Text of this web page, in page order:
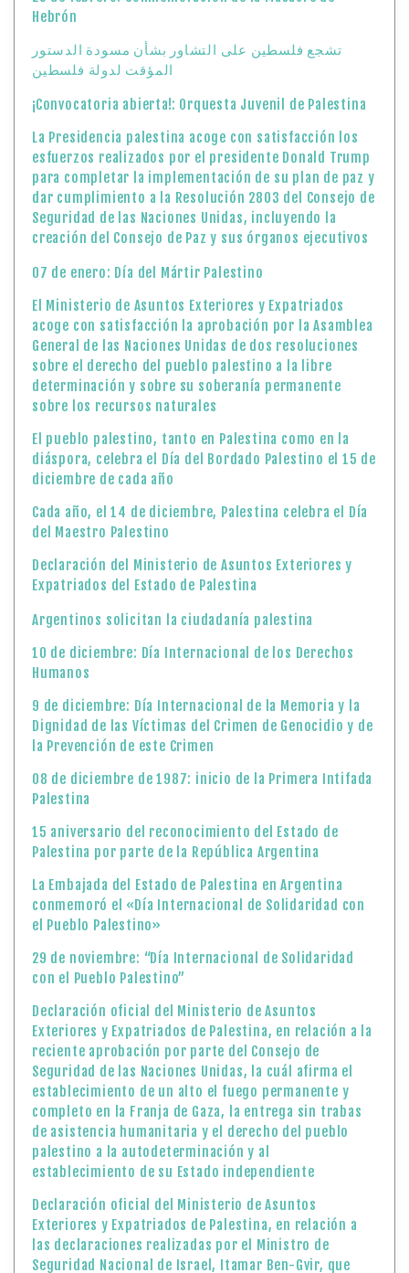
para completar la implementación de su plan de paz y
Seguridad de las Naciones Unidas, incluyendo la
creación del Consejo de Paz y sus órganos ejecutivos
07 de enero: Día del Mártir Palestino
El Ministerio de Asuntos Exteriores y Expatriados
acoge con satisfacción la aprobación por la Asamblea
General de las Naciones Unidas de dos resoluciones
sobre el derecho del pueblo palestino a la libre
determinación y sobre su soberanía permanente
sobre los recursos naturales
El pueblo palestino, tanto en Palestina como en la
diciembre de cada año
Cada año, el 14 de diciembre, Palestina celebra el Día
del Maestro Palestino
Declaración del Ministerio de Asuntos Exteriores y
Argentinos solicitan la ciudadanía palestina
10 de diciembre: Día Internacional de los Derechos
Humanos
9 de diciembre: Día Internacional de la Memoria y la
Dignidad de las Víctimas del Crimen de Genocidio y de
la Prevención de este Crimen
08 de diciembre de 1987: inicio de la Primera Intifada
Palestina
15 aniversario del reconocimiento del Estado de
La Embajada del Estado de Palestina en Argentina
conmemoró el «Día Internacional de Solidaridad con
29 de noviembre: “Día Internacional de Solidaridad
Declaración oficial del Ministerio de Asuntos
Exteriores y Expatriados de Palestina, en relación a la
reciente aprobación por parte del Consejo de
Seguridad de las Naciones Unidas, la cuál afirma el
establecimiento de un alto el fuego permanente y
de asistencia humanitaria y el derecho del pueblo
palestino a la autodeterminación y al
establecimiento de su Estado independiente
Declaración oficial del Ministerio de Asuntos
Exteriores y Expatriados de Palestina, en relación a
las declaraciones realizadas por el Ministro de
Seguridad Nacional de Israel, Itamar Ben-Gvir, que
instan explícitamente a atacar y asesinar a la
dirigencia palestina, incluído al arresto de S.E. el
Presidente Mahmoud Abbas
el liderazgo de Yasser Arafat, un día como hoy en
1988 se proclamó la Declaración de Independencia
Palestina